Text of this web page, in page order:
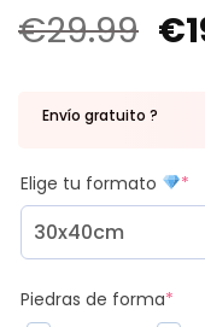
€29.99 €
Envío gratuito ?
Elige tu formato *
Piedras de forma*